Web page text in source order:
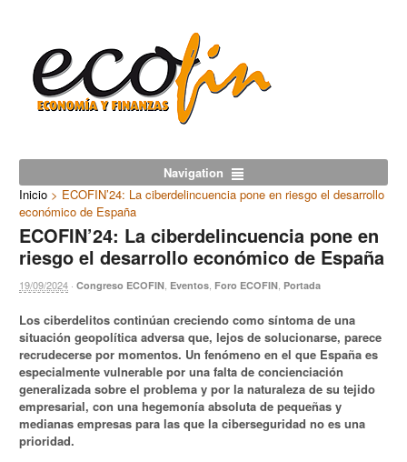
Navigation
Inicio > ECOFIN’24: La ciberdelincuencia pone en riesgo el desarrollo
económico de España
ECOFIN’24: La ciberdelincuencia pone en
riesgo el desarrollo económico de España
19/09/2024 ·Congreso ECOFIN, Eventos, Foro ECOFIN, Portada
Los ciberdelitos continúan creciendo como síntoma de una
situación geopolítica adversa que, lejos de solucionarse, parece
recrudecerse por momentos. Un fenómeno en el que España es
especialmente vulnerable por una falta de concienciación
generalizada sobre el problema y por la naturaleza de su tejido
empresarial, con una hegemonía absoluta de pequeñas y
medianas empresas para las que la ciberseguridad no es una
prioridad.